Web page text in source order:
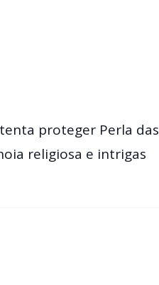
proteger Perla das
religiosa e intrigas